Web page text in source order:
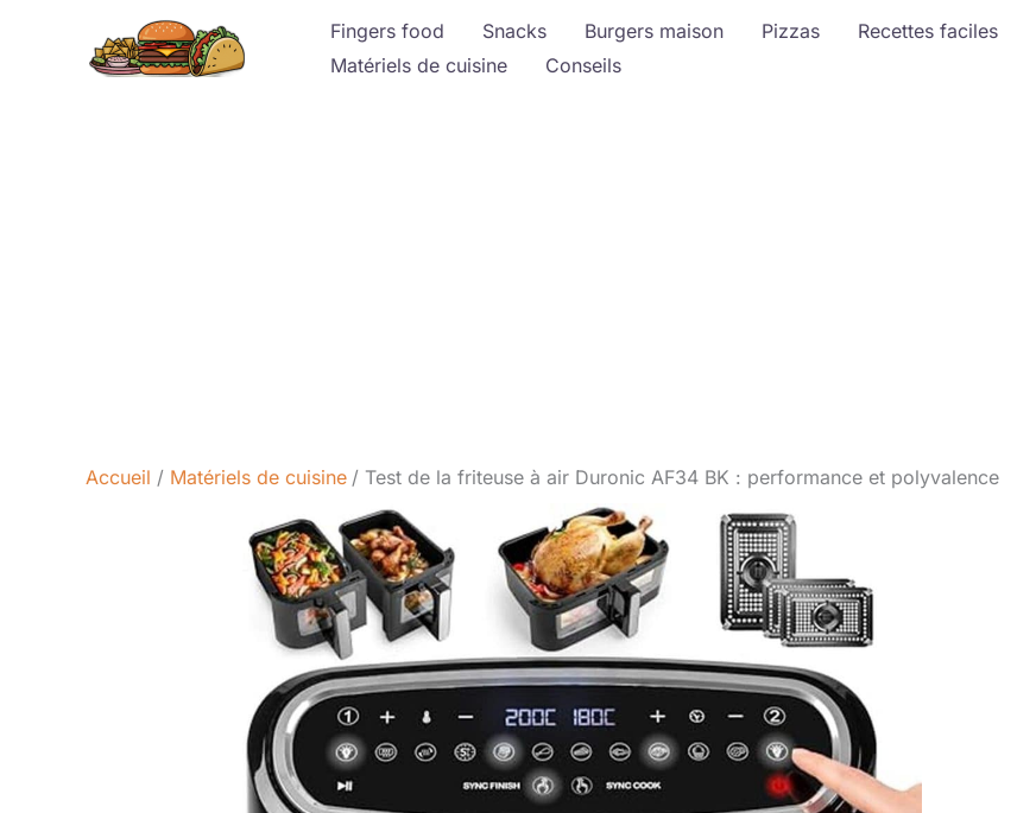
Fingers food Snacks Burgers maison Pizzas Recettes faciles
Matériels de cuisine
Conseils
Accueil Matériels de cuisine Test de la friteuse à air Duronic AF34 BK : performance et polyvalence